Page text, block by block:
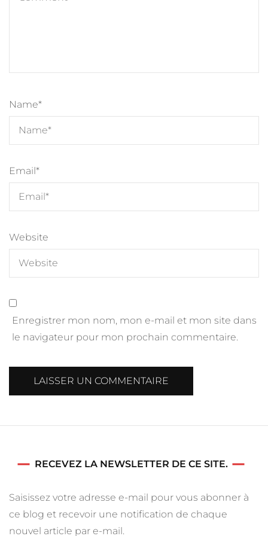
Name*
Email*
Website
Enregistrer mon nom, mon e-mail et mon site dans
le navigateur pour mon prochain commentaire.
RECEVEZ LA NEWSLETTER DE CE SITE.
Saisissez votre adresse e-mail pour vous abonner à
ce blog et recevoir une notification de chaque
nouvel article par e-mail.